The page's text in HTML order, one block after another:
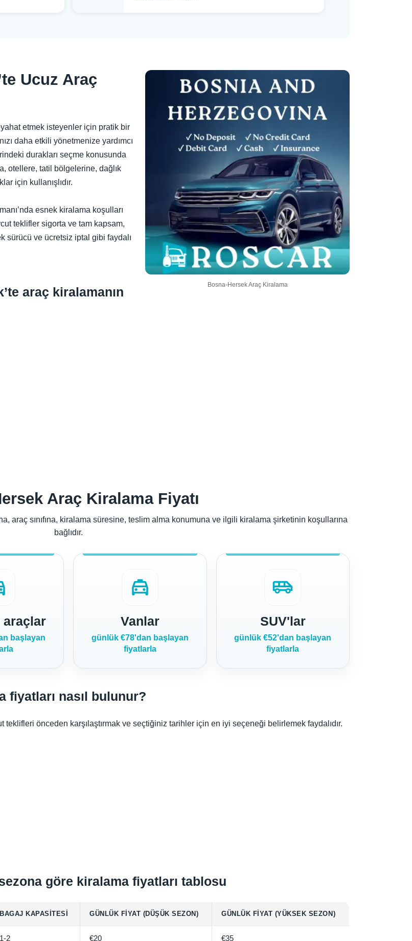
Bosna-Hersek Araç Kiralama
Ucuz Araç
etmek isteyenler için pratik bir
daha etkili yönetmenize yardımcı
durakları seçme konusunda
otellere, tatil bölgelerine, dağlık
için kullanışlıdır.
esnek kiralama koşulları
teklifler sigorta ve tam kapsam,
sürücü ve ücretsiz iptal gibi faydalı
araç kiralamanın
Araç Kiralama Fiyatı
araç sınıfına, kiralama süresine, teslim alma konumuna ve ilgili kiralama şirketinin koşullarına
bağlıdır.
araçlar
başlayan
local_taxi
Vanlar
günlük €78'dan başlayan
fiyatlarla
airport_shuttle
SUV'lar
günlük €52'dan başlayan
fiyatlarla
fiyatları nasıl bulunur?
önceden karşılaştırmak ve seçtiğiniz tarihler için en iyi seçeneği belirlemek faydalıdır.
göre kiralama fiyatları tablosu
BAGAJ KAPASITESI GÜNLÜK FIYAT (DÜŞÜK SEZON) GÜNLÜK FIYAT (YÜKSEK SEZON)
1-2 €20 €35